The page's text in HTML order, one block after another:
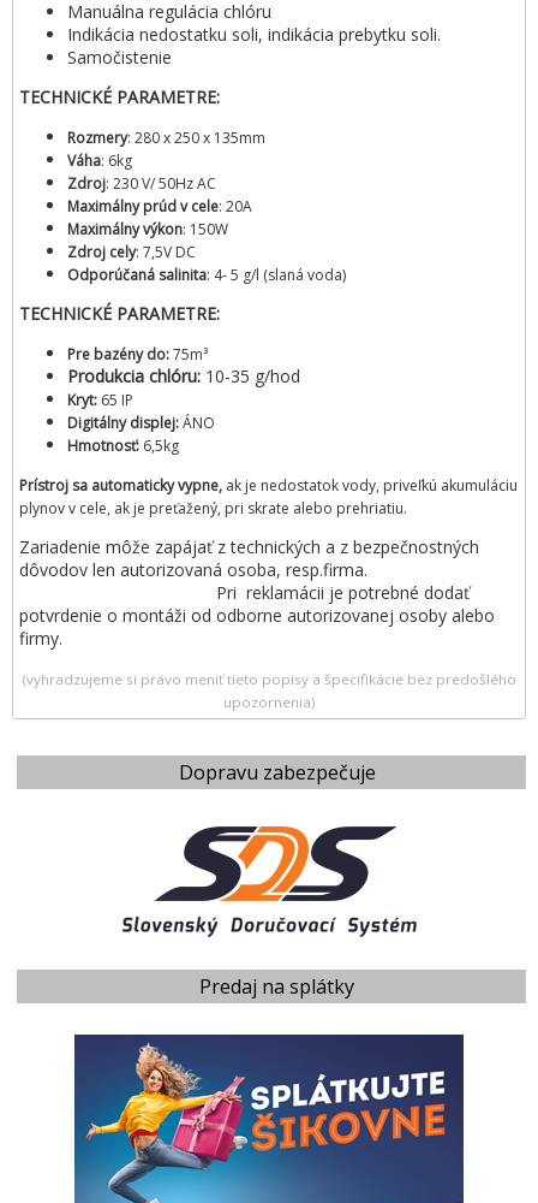
Dopravu zabezpečuje
Predaj na splátky
Manuálna regulácia chlóru
Indikácia nedostatku soli, indikácia prebytku soli.
Samočistenie
TECHNICKÉ PARAMETRE:
Rozmery: 280 x 250 x 135mm
Váha: 6kg
Zdroj: 230 V/ 50Hz AC
Maximálny prúd v cele: 20A
Maximálny výkon: 150W
Zdroj cely: 7,5V DC
Odporúčaná salinita: 4- 5 g/l (slaná voda)
TECHNICKÉ PARAMETRE:
Pre bazény do:75m³
Produkcia chlóru: 10-35 g/hod
Kryt: 65 IP
Digitálny displej:ÁNO
Hmotnosť: 6,5kg
Prístroj sa automaticky vypne, ak je nedostatok vody, priveľkú akumuláciu
plynov v cele, ak je preťažený, pri skrate alebo prehriatiu.
Zariadenie môže zapájať z technických a z bezpečnostných
dôvodov len autorizovaná osoba, resp.firma.
Pri reklamácii je potrebné dodať
potvrdenie o montáži od odborne autorizovanej osoby alebo
firmy.
(vyhradzujeme si právo meniť tieto popisy a špecifikácie bez predošlého
upozornenia)